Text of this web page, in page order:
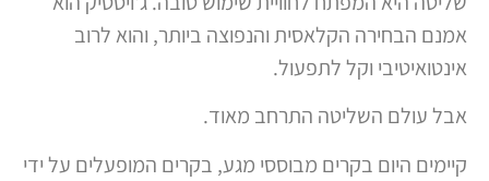
אמנם הבחירה הקלאסית והנפוצה ביותר, והוא לרוב
אינטואיטיבי וקל לתפעול.
אבל עולם השליטה התרחב מאוד.
קיימים היום בקרים מבוססי מגע, בקרים המופעלים על ידי